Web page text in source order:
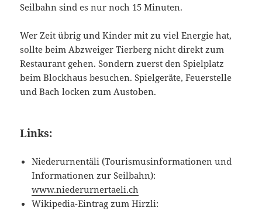
Seilbahn sind es nur noch 15 Minuten.
Wer Zeit übrig und Kinder mit zu viel Energie hat,
sollte beim Abzweiger Tierberg nicht direkt zum
Restaurant gehen. Sondern zuerst den Spielplatz
beim Blockhaus besuchen. Spielgeräte, Feuerstelle
und Bach locken zum Austoben.
Links:
Niederurnentäli (Tourismusinformationen und
Informationen zur Seilbahn):
www.niederurnertaeli.ch
Wikipedia-Eintrag zum Hirzli: